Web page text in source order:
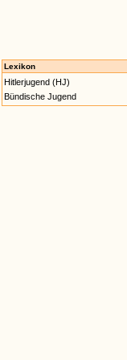
Lexikon
Hitlerjugend (HJ)
Bündische Jugend